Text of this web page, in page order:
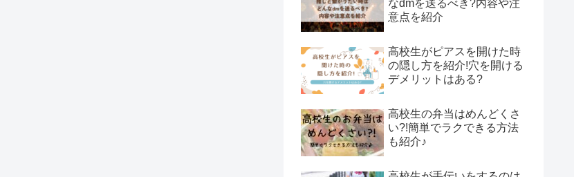
なdmを送るべき?内容や注
意点を紹介
高校生がピアスを開けた時
の隠し方を紹介!穴を開ける
デメリットはある?
高校生の弁当はめんどくさ
い?!簡単でラクできる方法
も紹介♪